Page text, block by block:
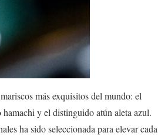
más exquisitos del mundo: el
y el distinguido atún aleta azul.
ha sido seleccionada para elevar cada